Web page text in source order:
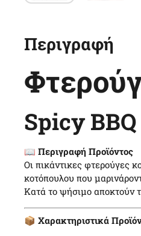
Περιγραφή
Spicy
📖 Περιγραφή Προϊόντος
Οι πικάντικες φτερούγες
κοτόπουλου που
Κατά το ψήσιμο αποκτούν
📦 Χαρακτηριστικά